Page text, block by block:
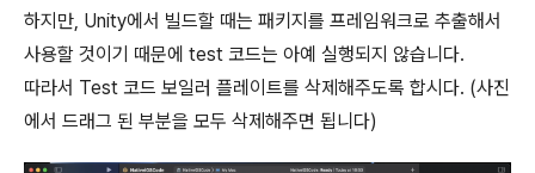
하지만, Unity에서 빌드할 때는 패키지를 프레임워크로 추출해서
사용할 것이기 때문에 test 코드는 아예 실행되지 않습니다.
따라서 Test 코드 보일러 플레이트를 삭제해주도록 합시다. (사진
에서 드래그 된 부분을 모두 삭제해주면 됩니다)